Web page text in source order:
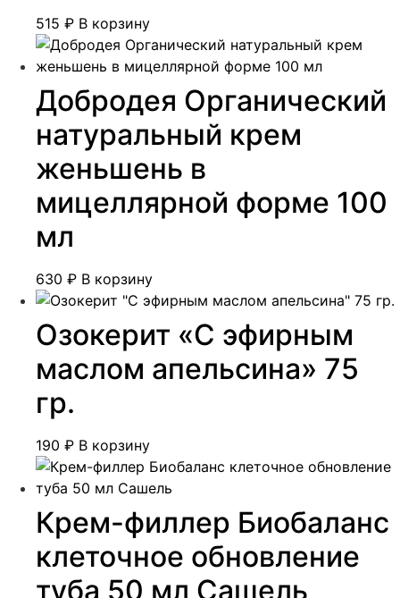
515 ₽ В корзину
Добродея Органический
натуральный крем
женьшень в
мицеллярной форме 100
мл
630 ₽ В корзину
Озокерит «С эфирным
маслом апельсина» 75
гр.
190 ₽ В корзину
Крем-филлер Биобаланс
клеточное обновление
туба 50 мл Сашель